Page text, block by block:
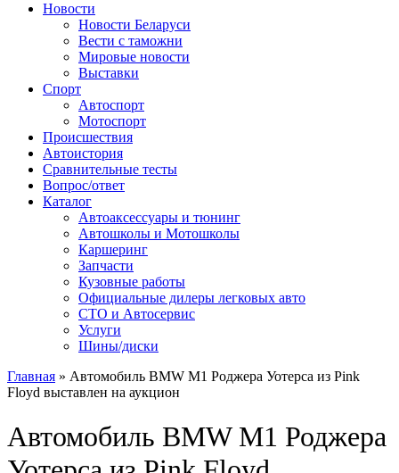
Сайт про автомобили
Новости
Новости Беларуси
Вести с таможни
Мировые новости
Выставки
Спорт
Автоспорт
Мотоспорт
Происшествия
Автоистория
Сравнительные тесты
Вопрос/ответ
Каталог
Автоакcессуары и тюнинг
Автошколы и Мотошколы
Каршеринг
Запчасти
Кузовные работы
Официальные дилеры легковых авто
СТО и Автосервис
Услуги
Шины/диски
Главная » Автомобиль BMW M1 Роджера Уотерса из Pink
Floyd выставлен на аукцион
Автомобиль BMW M1 Роджера